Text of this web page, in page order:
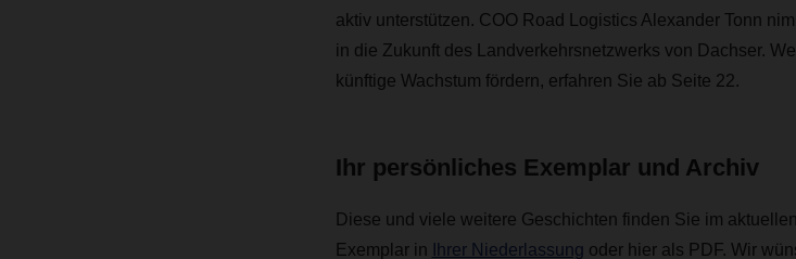
aktiv unterstützen. COO Road Logistics Alexander Tonn
in die Zukunft des Landverkehrsnetzwerks von Dachser.
künftige Wachstum fördern, erfahren Sie ab Seite 22.
Ihr persönliches Exemplar und Archiv
Diese und viele weitere Geschichten finden Sie im
Exemplar in
Ihrer Niederlassung oder hier als PDF. Wir